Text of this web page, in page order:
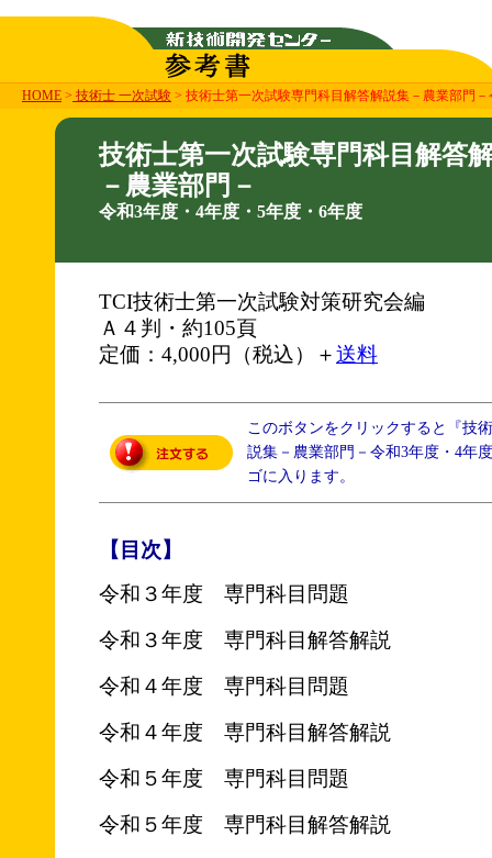
HOME > 技術士 一次試験 > 技術士第一次試験専門科目解答解説集－農業部門
技術士第一次試験専門科目解答
－農業部門－
令和3年度・4年度・5年度・6年度
TCI技術士第一次試験対策研究会編
Ａ４判・約105頁
定価：4,000円（税込）＋送料
このボタンをクリックすると『技
説集－農業部門－令和3年度・4年
ゴに入ります。
【目次】
令和３年度 専門科目問題
令和３年度 専門科目解答解説
令和４年度 専門科目問題
令和４年度 専門科目解答解説
令和５年度 専門科目問題
令和５年度 専門科目解答解説